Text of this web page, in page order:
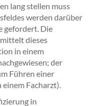
lang stellen muss
werden darüber
gefordert. Die
dieses
in einem
der
Führen einer
Facharzt).
in